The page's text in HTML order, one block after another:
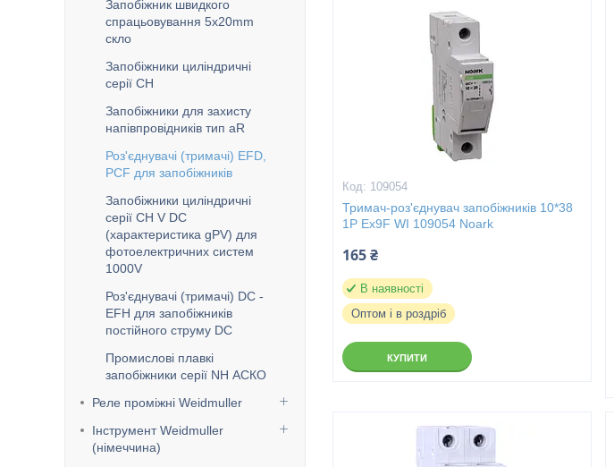
Запобіжник швидкого
спрацьовування 5x20mm
скло
Запобіжники циліндричні
серії CH
Запобіжники для захисту
напівпровідників тип aR
Роз'єднувачі (тримачі) EFD,
PCF для запобіжників
Запобіжники циліндричні
серії CH V DC
(характеристика gPV) для
фотоелектричних систем
1000V
Роз'єднувачі (тримачі) DC -
EFH для запобіжників
постійного струму DC
Промислові плавкі
запобіжники серії NH АСКО
Реле проміжні Weidmuller
Інструмент Weidmuller
(німеччина)
109054
Тримач-роз'єднувач запобіжників 10*38
1P Ex9F WI 109054 Noark
165 ₴
В наявності
Оптом і в роздріб
КУПИТИ